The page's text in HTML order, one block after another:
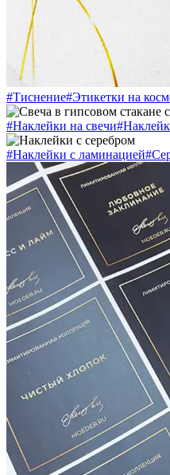
#Тиснение#Этикетки на
#Наклейки на свечи
#Наклейки с ламинацией